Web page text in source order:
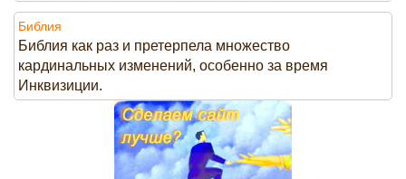
Библия
Библия как раз и претерпела множество
кардинальных изменений, особенно за время
Инквизиции.